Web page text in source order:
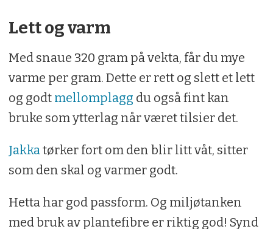
Lett og varm
Med snaue 320 gram på vekta, får du mye
varme per gram. Dette er rett og slett et lett
og godt mellomplagg du også fint kan
bruke som ytterlag når været tilsier det.
Jakkatørker fort om den blir litt våt, sitter
som den skal og varmer godt.
Hetta har god passform. Og miljøtanken
med bruk av plantefibre er riktig god! Synd